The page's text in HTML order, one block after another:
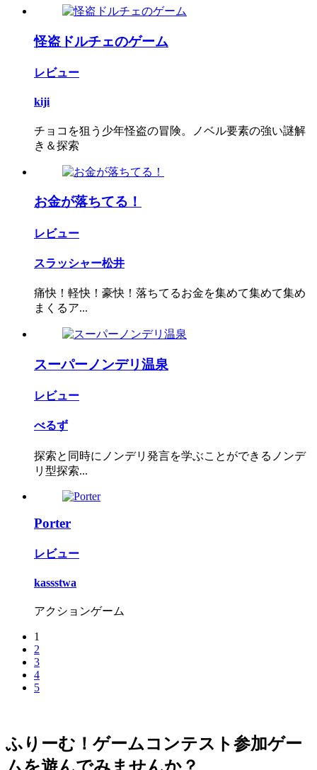
怪盗ドルチェのゲーム
レビュー
kiji
チョコを狙う少年怪盗の冒険。ノベル要素の強い謎解
き＆探索
お金が落ちてる！
レビュー
スラッシャー松井
痛快！軽快！豪快！落ちてるお金を集めて集めて集め
まくるア...
スーパーノンデリ温泉
レビュー
べるず
探索と同時にノンデリ発言を学ぶことができるノンデ
リ型探索...
Porter
レビュー
kassstwa
アクションゲーム
1
2
3
4
5
ふりーむ！ゲームコンテスト参加ゲー